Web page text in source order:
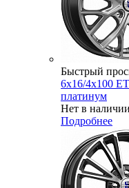
Быстрый
6x16/4x100
платинум
Нет в наличии
Подробнее